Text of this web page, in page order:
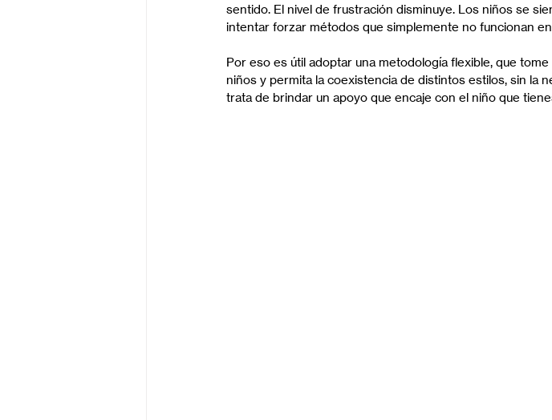
sentido. El nivel de frustración disminuye. Los niños se
intentar forzar métodos que simplemente no funcionan
Por eso es útil adoptar una metodología flexible, que
niños y permita la coexistencia de distintos estilos, sin la
trata de brindar un apoyo que encaje con el niño que